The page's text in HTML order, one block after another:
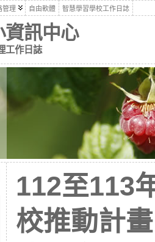
管理 自由軟體 智慧學習學校工作日誌
資訊中心
工作日誌
112至113
校推動計